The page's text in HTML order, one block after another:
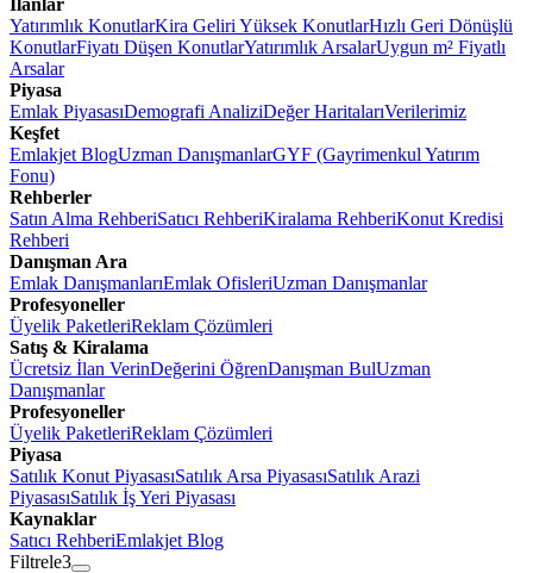
İlanlar
Yatırımlık KonutlarKira Geliri Yüksek KonutlarHızlı Geri Dönüşlü
KonutlarFiyatı Düşen KonutlarYatırımlık ArsalarUygun m² Fiyatlı
Arsalar
Piyasa
Emlak PiyasasıDemografi AnaliziDeğer HaritalarıVerilerimiz
Keşfet
Emlakjet BlogUzman DanışmanlarGYF (Gayrimenkul Yatırım
Fonu)
Rehberler
Satın Alma RehberiSatıcı RehberiKiralama RehberiKonut Kredisi
Rehberi
Danışman Ara
Emlak DanışmanlarıEmlak OfisleriUzman Danışmanlar
Profesyoneller
Üyelik PaketleriReklam Çözümleri
Satış & Kiralama
Ücretsiz İlan VerinDeğerini ÖğrenDanışman BulUzman
Danışmanlar
Profesyoneller
Üyelik PaketleriReklam Çözümleri
Piyasa
Satılık Konut PiyasasıSatılık Arsa PiyasasıSatılık Arazi
PiyasasıSatılık İş Yeri Piyasası
Kaynaklar
Satıcı RehberiEmlakjet Blog
Filtrele3